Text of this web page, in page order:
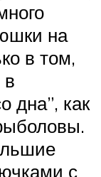
на
в том,
в
дна”, как
с